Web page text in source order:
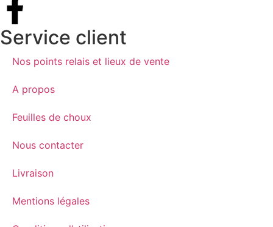
Service client
Nos points relais et lieux de vente
A propos
Feuilles de choux
Nous contacter
Livraison
Mentions légales